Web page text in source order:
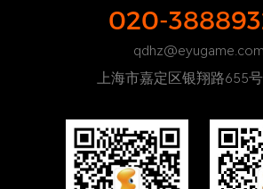
020-
qdhz@eyugame.com
上海市嘉定区银翔路655